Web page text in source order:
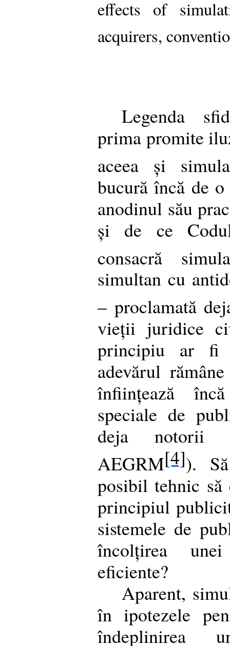
effects of
acquirers,
Legenda
prima promite
aceea și
bucură încă de
anodinul său
și de ce
consacră
simultan cu
– proclamată
vieții juridice
principiu ar fi
adevărul
înființează
speciale de
deja notorii
AEGRM[4]).
posibil tehnic să
principiul
sistemele de
încolțirea
eficiente?
Aparent,
în ipotezele
îndeplinirea